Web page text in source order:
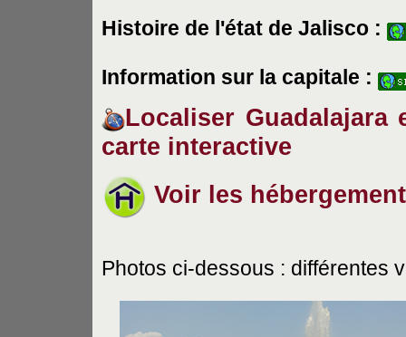
Histoire de l'état de Jalisco :
Information sur la capitale :
Localiser
carte interactive
Voir les
Photos ci-dessous : différentes